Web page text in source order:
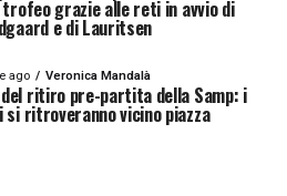
grazie alle reti in avvio di
e di Lauritsen
ago Veronica Mandalà
del ritiro pre-partita della Samp: i
ritroveranno vicino piazza